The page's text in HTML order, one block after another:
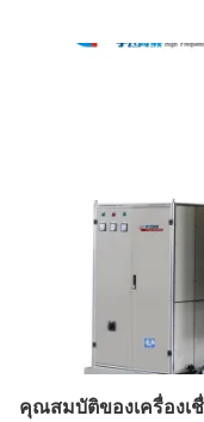
คุณสมบัติของเครื่องเ